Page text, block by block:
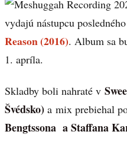
vydajú nástupcu
Reason (2016). Album sa
1. apríla.
Skladby boli nahraté v
Švédsko) a mix prebiehal
Bengtssona a Staffana